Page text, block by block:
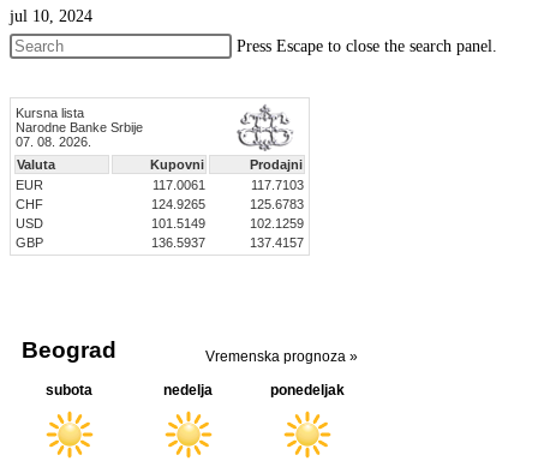
jul 10, 2024
Press Escape to close the search panel.